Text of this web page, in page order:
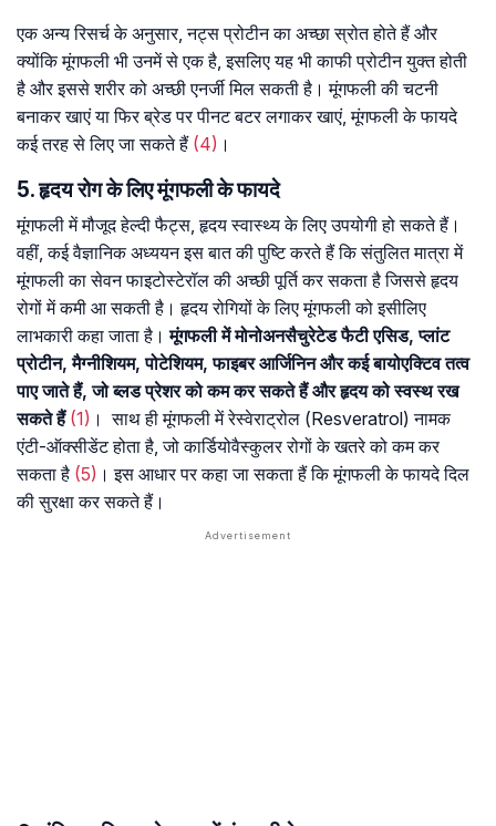
एक अन्य रिसर्च के अनुसार, नट्स प्रोटीन का अच्छा स्रोत होते हैं और
क्योंकि मूंगफली भी उनमें से एक है, इसलिए यह भी काफी प्रोटीन युक्त होती
है और इससे शरीर को अच्छी एनर्जी मिल सकती है। मूंगफली की चटनी
बनाकर खाएं या फिर ब्रेड पर पीनट बटर लगाकर खाएं, मूंगफली के फायदे
कई तरह से लिए जा सकते हैं (4) ।
5. हृदय रोग के लिए मूंगफली के फायदे
मूंगफली में मौजूद हेल्दी फैट्स, हृदय स्वास्थ्य के लिए उपयोगी हो सकते हैं।
वहीं, कई वैज्ञानिक अध्ययन इस बात की पुष्टि करते हैं कि संतुलित मात्रा में
मूंगफली का सेवन फाइटोस्टेरॉल की अच्छी पूर्ति कर सकता है जिससे हृदय
रोगों में कमी आ सकती है। हृदय रोगियों के लिए मूंगफली को इसीलिए
लाभकारी कहा जाता है।मूंगफली में मोनोअनसैचुरेटेड फैटी एसिड, प्लांट
प्रोटीन, मैग्नीशियम, पोटेशियम, फाइबर आर्जिनिन और कई बायोएक्टिव तत्व
पाए जाते हैं, जो ब्लड प्रेशर को कम कर सकते हैं और हृदय को स्वस्थ रख
सकते हैं (1) । साथ ही मूंगफली में रेस्वेराट्रोल (Resveratrol) नामक
एंटी-ऑक्सीडेंट होता है, जो कार्डियोवैस्कुलर रोगों के खतरे को कम कर
सकता है (5) । इस आधार पर कहा जा सकता हैं कि मूंगफली के फायदे दिल
की सुरक्षा कर सकते हैं।